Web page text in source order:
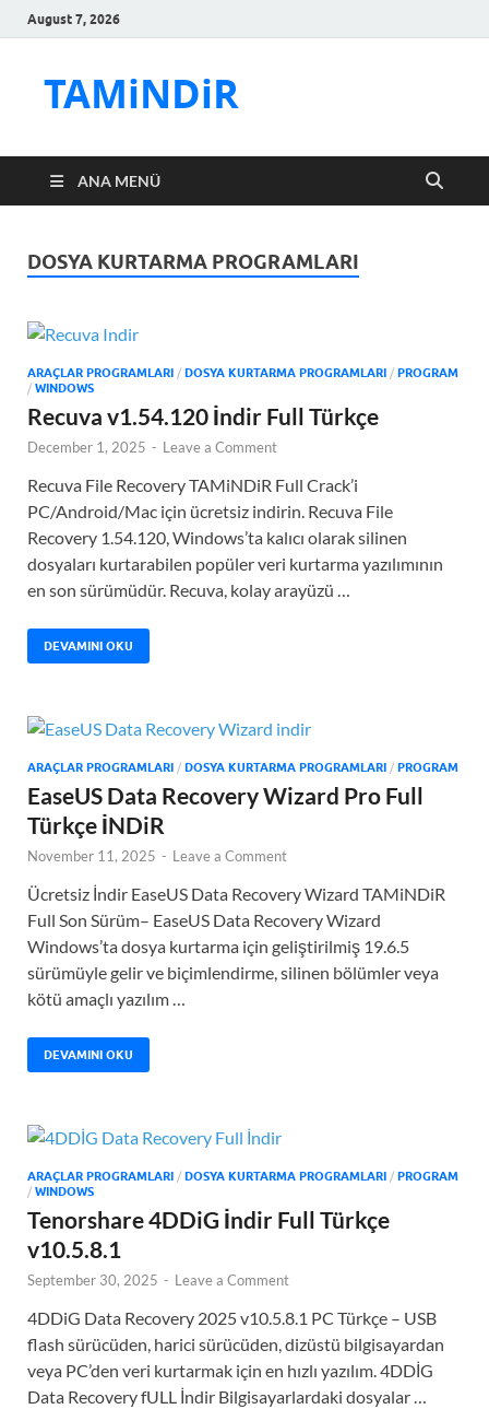
August 7, 2026
TAMiNDiR
ANA MENÜ
DOSYA KURTARMA PROGRAMLARI
ARAÇLAR PROGRAMLARI / DOSYA KURTARMA PROGRAMLARI / PROGRAM
/ WINDOWS
Recuva v1.54.120 İndir Full Türkçe
December 1, 2025 - Leave a Comment
Recuva File Recovery TAMiNDiR Full Crack’i
PC/Android/Mac için ücretsiz indirin. Recuva File
Recovery 1.54.120, Windows’ta kalıcı olarak silinen
dosyaları kurtarabilen popüler veri kurtarma yazılımının
en son sürümüdür. Recuva, kolay arayüzü …
DEVAMINI OKU
ARAÇLAR PROGRAMLARI / DOSYA KURTARMA PROGRAMLARI / PROGRAM
EaseUS Data Recovery Wizard Pro Full
Türkçe İNDiR
November 11, 2025 - Leave a Comment
Ücretsiz İndir EaseUS Data Recovery Wizard TAMiNDiR
Full Son Sürüm– EaseUS Data Recovery Wizard
Windows’ta dosya kurtarma için geliştirilmiş 19.6.5
sürümüyle gelir ve biçimlendirme, silinen bölümler veya
kötü amaçlı yazılım …
DEVAMINI OKU
ARAÇLAR PROGRAMLARI / DOSYA KURTARMA PROGRAMLARI / PROGRAM
/ WINDOWS
Tenorshare 4DDiG İndir Full Türkçe
v10.5.8.1
September 30, 2025 - Leave a Comment
4DDiG Data Recovery 2025 v10.5.8.1 PC Türkçe – USB
flash sürücüden, harici sürücüden, dizüstü bilgisayardan
veya PC’den veri kurtarmak için en hızlı yazılım. 4DDİG
Data Recovery fULL İndir Bilgisayarlardaki dosyalar …